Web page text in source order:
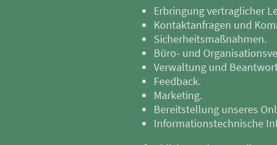
Erbringung vertraglicher
Kontaktanfragen und
Sicherheitsmaßnahmen.
Büro- und
Verwaltung und
Feedback.
Marketing.
Bereitstellung unseres
Informationstechnische